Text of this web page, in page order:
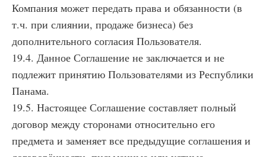
Компания может передать права и обязанности (в
т.ч. при слиянии, продаже бизнеса) без
дополнительного согласия Пользователя.
19.4. Данное Соглашение не заключается и не
подлежит принятию Пользователями из Республики
Панама.
19.5. Настоящее Соглашение составляет полный
договор между сторонами относительно его
предмета и заменяет все предыдущие соглашения и